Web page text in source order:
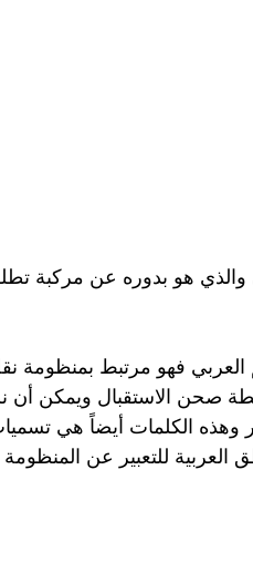
والذي هو بدوره عن مركبة
فهو مرتبط بمنظومة
صحن الاستقبال ويمكن
الكلمات أيضاً هي
للتعبير عن المنظومة